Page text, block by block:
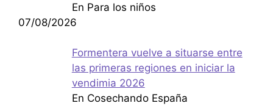
En Para los niños
07/08/2026
Formentera vuelve a situarse entre
las primeras regiones en iniciar la
vendimia 2026
En Cosechando España